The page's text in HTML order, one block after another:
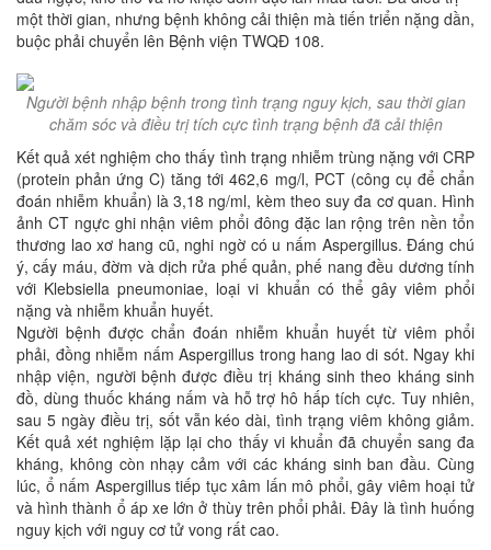
một thời gian, nhưng bệnh không cải thiện mà tiến triển nặng dần,
buộc phải chuyển lên Bệnh viện TWQĐ 108.
Người bệnh nhập bệnh trong tình trạng nguy kịch, sau thời gian
chăm sóc và điều trị tích cực tình trạng bệnh đã cải thiện
Kết quả xét nghiệm cho thấy tình trạng nhiễm trùng nặng với CRP
(protein phản ứng C) tăng tới 462,6 mg/l, PCT (công cụ để chẩn
đoán nhiễm khuẩn) là 3,18 ng/ml, kèm theo suy đa cơ quan. Hình
ảnh CT ngực ghi nhận viêm phổi đông đặc lan rộng trên nền tổn
thương lao xơ hang cũ, nghi ngờ có u nấm Aspergillus. Đáng chú
ý, cấy máu, đờm và dịch rửa phế quản, phế nang đều dương tính
với Klebsiella pneumoniae, loại vi khuẩn có thể gây viêm phổi
nặng và nhiễm khuẩn huyết.
Người bệnh được chẩn đoán nhiễm khuẩn huyết từ viêm phổi
phải, đồng nhiễm nấm Aspergillus trong hang lao di sót. Ngay khi
nhập viện, người bệnh được điều trị kháng sinh theo kháng sinh
đồ, dùng thuốc kháng nấm và hỗ trợ hô hấp tích cực. Tuy nhiên,
sau 5 ngày điều trị, sốt vẫn kéo dài, tình trạng viêm không giảm.
Kết quả xét nghiệm lặp lại cho thấy vi khuẩn đã chuyển sang đa
kháng, không còn nhạy cảm với các kháng sinh ban đầu. Cùng
lúc, ổ nấm Aspergillus tiếp tục xâm lấn mô phổi, gây viêm hoại tử
và hình thành ổ áp xe lớn ở thùy trên phổi phải. Đây là tình huống
nguy kịch với nguy cơ tử vong rất cao.